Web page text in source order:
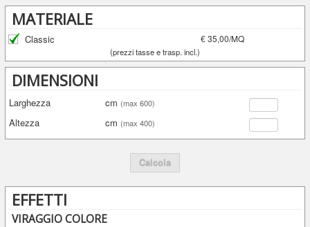
MATERIALE
Classic € 35,00/MQ
(prezzi tasse e trasp. incl.)
DIMENSIONI
Larghezza cm (max 600)
Altezza cm (max 400)
Calcola
EFFETTI
VIRAGGIO COLORE